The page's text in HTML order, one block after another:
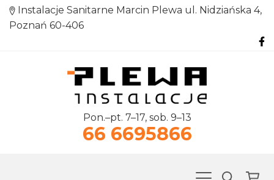
Instalacje Sanitarne Marcin Plewa ul. Nidziańska 4,
Poznań 60-406
Pon.–pt. 7–17, sob. 9–13
66 6695866